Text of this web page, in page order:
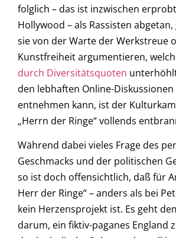
folglich – das ist inzwischen
Hollywood – als Rassisten
sie von der Warte der Werkstreue
Kunstfreiheit argumentieren,
durch Diversitätsquoten
den lebhaften Online-
entnehmen kann, ist der
„Herrn der Ringe“ vollends
Während dabei vieles Frage des
Geschmacks und der politischen
so ist doch offensichtlich, daß für
Herr der Ringe“ – anders als bei
kein Herzensprojekt ist. Es geht
darum, ein fiktiv-paganes England